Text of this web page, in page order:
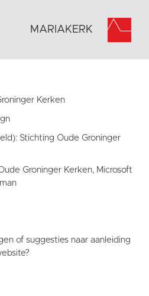
MARIAKERK
Kerken
Stichting Oude Groninger
Groninger Kerken, Microsoft
of suggesties naar aanleiding